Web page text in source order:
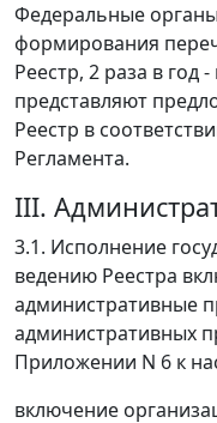
Федеральные
формирования
Реестр, 2 раза в год
представляют
Реестр в
Регламента.
III.
3.1. Исполнение
ведению Реестра
административные
административных
Приложении N 6 к
включение